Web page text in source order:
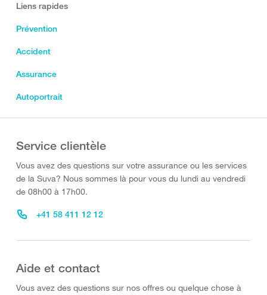
Liens rapides
Prévention
Accident
Assurance
Autoportrait
Service clientèle
Vous avez des questions sur votre assurance ou les services
de la Suva? Nous sommes là pour vous du lundi au vendredi
de 08h00 à 17h00.
+41 58 411 12 12
Aide et contact
Vous avez des questions sur nos offres ou quelque chose à